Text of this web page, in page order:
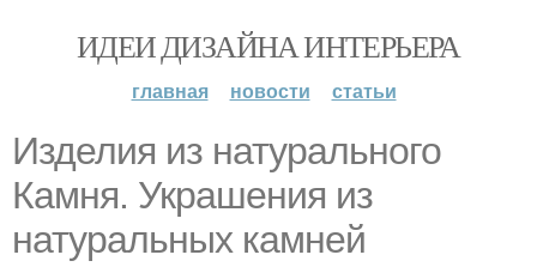
ИДЕИ ДИЗАЙНА ИНТЕРЬЕРА
главная новости статьи
Изделия из натурального
Камня. Украшения из
натуральных камней